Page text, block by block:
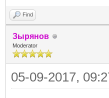
Find
Зырянов
Moderator
05-09-2017,